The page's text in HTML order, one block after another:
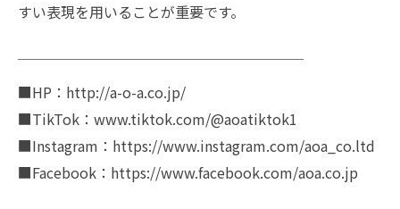
すい表現を用いることが重要です。
￣￣￣￣￣￣￣￣￣￣￣￣￣￣￣￣￣￣￣￣
■HP：http://a-o-a.co.jp/
■TikTok：www.tiktok.com/@aoatiktok1
■Instagram：https://www.instagram.com/aoa_co.ltd
■Facebook：https://www.facebook.com/aoa.co.jp